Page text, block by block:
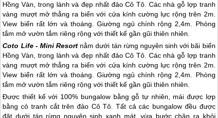
Hồng Vàn, trong lành và đẹp nhất đảo Cô Tô. Các nhà gỗ lợp tranh
vàng mượt mở thẳng ra biển với cửa kính cường lực rộng trên 2m.
View biển rất lớn và thoáng. Giường ngủ chính rộng 2,4m. Phòng
tắm mở vườn tắm riêng rộng với thiết kế gần gũi thiên nhiên.
Coto Life - Mini Resort nằm dưới tán rừng nguyên sinh với bãi biển
Hồng Vàn, trong lành và đẹp nhất đảo Cô Tô. Các nhà gỗ lợp tranh
vàng mượt mở thẳng ra biển với cửa kính cường lực rộng trên 2m.
View biển rất lớn và thoáng. Giường ngủ chính rộng 2,4m. Phòng
tắm mở vườn tắm riêng rộng với thiết kế gần gũi thiên nhiên.
Được thiết kế với 100% bungalow bằng gỗ tự nhiên, mái được lợp
bằng cỏ tranh cắt trên đảo Cô Tô. Tất cả các bungalow đều được
đặt dưới tán rừng nguyên sinh xanh mát, vừa bước chân ra khỏi